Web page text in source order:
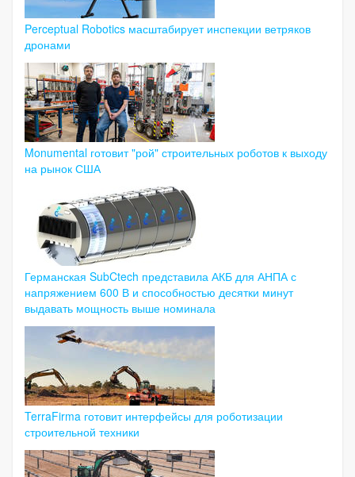
Perceptual Robotics масштабирует инспекции ветряков
дронами
Monumental готовит "рой" строительных роботов к выходу
на рынок США
Германская SubCtech представила АКБ для АНПА с
напряжением 600 В и способностью десятки минут
выдавать мощность выше номинала
TerraFirma готовит интерфейсы для роботизации
строительной техники